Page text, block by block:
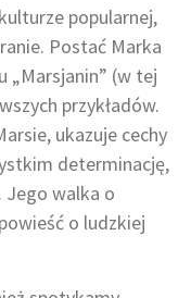
popularnej,
Postać Marka
„Marsjanin” (w tej
przykładów.
ukazuje cechy
determinację,
Jego walka o
o ludzkiej